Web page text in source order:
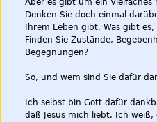
Aber es gibt um ein
Denken Sie doch einmal
Ihrem Leben gibt. Was gibt
Finden Sie Zustände,
Begegnungen?
So, und wem sind Sie dafür
Ich selbst bin Gott dafür
daß Jesus mich liebt. Ich